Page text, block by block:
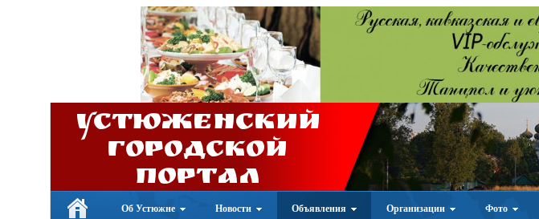
Устюженский
Городской
портал
Об Устюжне Новости Объявления Организации Фото